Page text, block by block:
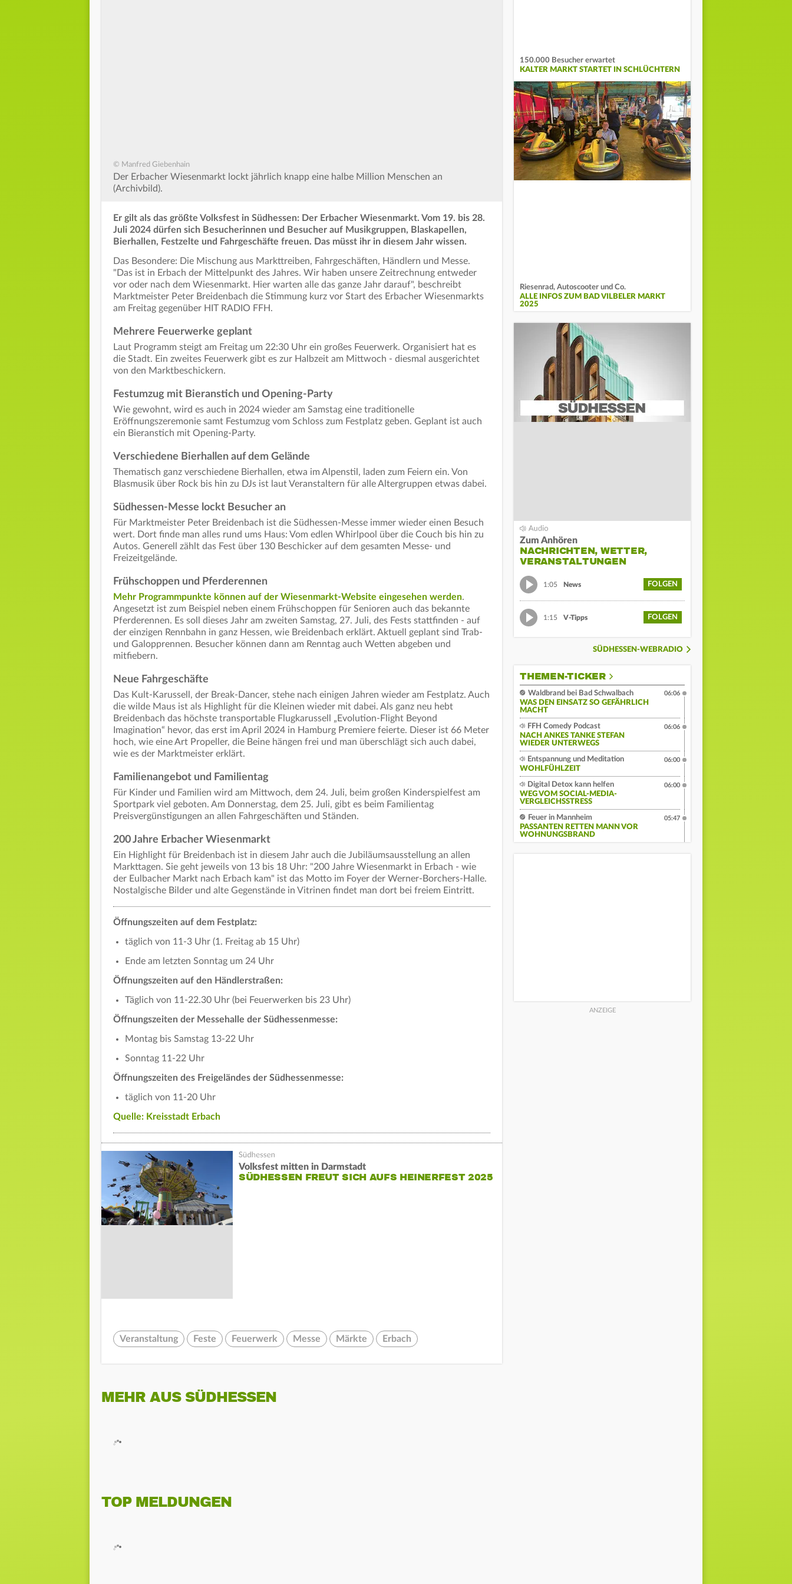
© Manfred Giebenhain
Der Erbacher Wiesenmarkt lockt jährlich knapp eine halbe Million Menschen an
(Archivbild).
Er gilt als das größte Volksfest in Südhessen: Der Erbacher Wiesenmarkt. Vom 19. bis 28.
Juli 2024 dürfen sich Besucherinnen und Besucher auf Musikgruppen, Blaskapellen,
Bierhallen, Festzelte und Fahrgeschäfte freuen. Das müsst ihr in diesem Jahr wissen.
Das Besondere: Die Mischung aus Markttreiben, Fahrgeschäften, Händlern und Messe.
"Das ist in Erbach der Mittelpunkt des Jahres. Wir haben unsere Zeitrechnung entweder
vor oder nach dem Wiesenmarkt. Hier warten alle das ganze Jahr darauf", beschreibt
Marktmeister Peter Breidenbach die Stimmung kurz vor Start des Erbacher Wiesenmarkts
am Freitag gegenüber HIT RADIO FFH.
Mehrere Feuerwerke geplant
Laut Programm steigt am Freitag um 22:30 Uhr ein großes Feuerwerk. Organisiert hat es
die Stadt. Ein zweites Feuerwerk gibt es zur Halbzeit am Mittwoch - diesmal ausgerichtet
von den Marktbeschickern.
Festumzug mit Bieranstich und Opening-Party
Wie gewohnt, wird es auch in 2024 wieder am Samstag eine traditionelle
Eröffnungszeremonie samt Festumzug vom Schloss zum Festplatz geben. Geplant ist auch
ein Bieranstich mit Opening-Party.
Verschiedene Bierhallen auf dem Gelände
Thematisch ganz verschiedene Bierhallen, etwa im Alpenstil, laden zum Feiern ein. Von
Blasmusik über Rock bis hin zu DJs ist laut Veranstaltern für alle Altergruppen etwas dabei.
Südhessen-Messe lockt Besucher an
Für Marktmeister Peter Breidenbach ist die Südhessen-Messe immer wieder einen Besuch
wert. Dort finde man alles rund ums Haus: Vom edlen Whirlpool über die Couch bis hin zu
Autos. Generell zählt das Fest über 130 Beschicker auf dem gesamten Messe- und
Freizeitgelände.
Frühschoppen und Pferderennen
Mehr Programmpunkte können auf der Wiesenmarkt-Website eingesehen werden.
Angesetzt ist zum Beispiel neben einem Frühschoppen für Senioren auch das bekannte
Pferderennen. Es soll dieses Jahr am zweiten Samstag, 27. Juli, des Fests stattfinden - auf
der einzigen Rennbahn in ganz Hessen, wie Breidenbach erklärt. Aktuell geplant sind Trab-
und Galopprennen. Besucher können dann am Renntag auch Wetten abgeben und
mitfiebern.
Neue Fahrgeschäfte
Das Kult-Karussell, der Break-Dancer, stehe nach einigen Jahren wieder am Festplatz. Auch
die wilde Maus ist als Highlight für die Kleinen wieder mit dabei. Als ganz neu hebt
Breidenbach das höchste transportable Flugkarussell „Evolution-Flight Beyond
Imagination“ hevor, das erst im April 2024 in Hamburg Premiere feierte. Dieser ist 66 Meter
hoch, wie eine Art Propeller, die Beine hängen frei und man überschlägt sich auch dabei,
wie es der Marktmeister erklärt.
Familienangebot und Familientag
Für Kinder und Familien wird am Mittwoch, dem 24. Juli, beim großen Kinderspielfest am
Sportpark viel geboten. Am Donnerstag, dem 25. Juli, gibt es beim Familientag
Preisvergünstigungen an allen Fahrgeschäften und Ständen.
200 Jahre Erbacher Wiesenmarkt
Ein Highlight für Breidenbach ist in diesem Jahr auch die Jubiläumsausstellung an allen
Markttagen. Sie geht jeweils von 13 bis 18 Uhr: "200 Jahre Wiesenmarkt in Erbach - wie
der Eulbacher Markt nach Erbach kam" ist das Motto im Foyer der Werner-Borchers-Halle.
Nostalgische Bilder und alte Gegenstände in Vitrinen findet man dort bei freiem Eintritt.
Öffnungszeiten auf dem Festplatz:
täglich von 11-3 Uhr (1. Freitag ab 15 Uhr)
Ende am letzten Sonntag um 24 Uhr
Öffnungszeiten auf den Händlerstraßen:
Täglich von 11-22.30 Uhr (bei Feuerwerken bis 23 Uhr)
Öffnungszeiten der Messehalle der Südhessenmesse:
Montag bis Samstag 13-22 Uhr
Sonntag 11-22 Uhr
Öffnungszeiten des Freigeländes der Südhessenmesse:
täglich von 11-20 Uhr
Quelle: Kreisstadt Erbach
Volksfest mitten in Darmstadt
SÜDHESSEN FREUT SICH AUFS HEINERFEST 2025
Veranstaltung Feste Feuerwerk Messe Märkte Erbach
150.000 Besucher erwartet
KALTER MARKT STARTET IN SCHLÜCHTERN
Riesenrad, Autoscooter und Co.
ALLE INFOS ZUM BAD VILBELER MARKT
2025
Zum Anhören
NACHRICHTEN, WETTER,
VERANSTALTUNGEN
1:05 News FOLGEN
1:15 V-Tipps FOLGEN
SÜDHESSEN-WEBRADIO
THEMEN-TICKER
Waldbrand bei Bad Schwalbach
WAS DEN EINSATZ SO GEFÄHRLICH
MACHT
06:06
FFH Comedy Podcast
NACH ANKES TANKE STEFAN
WIEDER UNTERWEGS
06:06
Entspannung und Meditation
WOHLFÜHLZEIT
06:00
Digital Detox kann helfen
WEG VOM SOCIAL-MEDIA-
VERGLEICHSSTRESS
06:00
Feuer in Mannheim
PASSANTEN RETTEN MANN VOR
WOHNUNGSBRAND
05:47
MEHR AUS SÜDHESSEN
TOP MELDUNGEN